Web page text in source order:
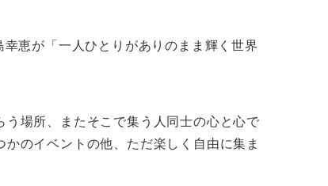
恵が「一人ひとりがありのまま輝く世界
場所、またそこで集う人同士の心と心で
のイベントの他、ただ楽しく自由に集ま